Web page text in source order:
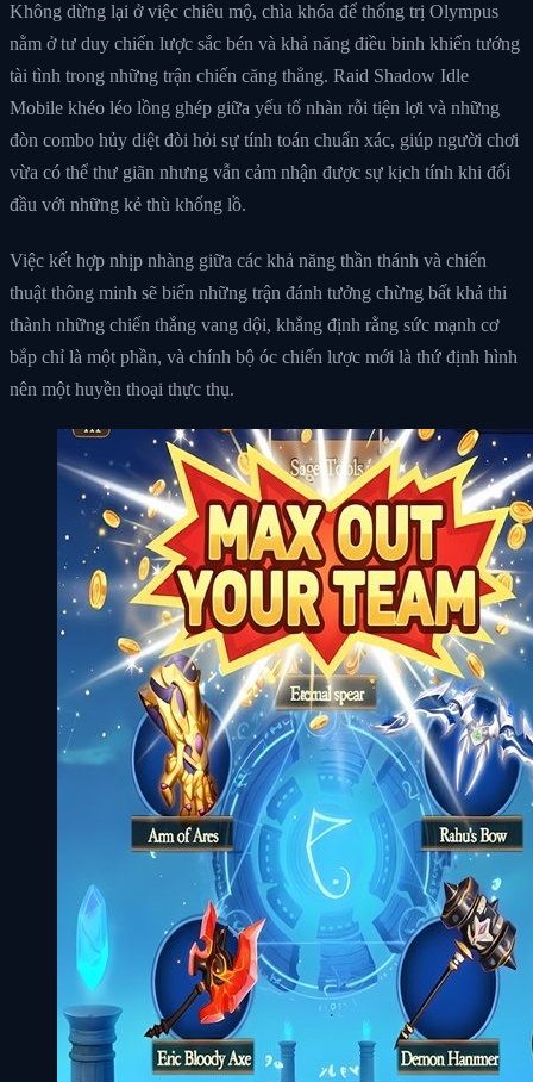
Không dừng lại ở việc chiêu mộ, chìa khóa để thống trị Olympus
nằm ở tư duy chiến lược sắc bén và khả năng điều binh khiển tướng
tài tình trong những trận chiến căng thẳng. Raid Shadow Idle
Mobile khéo léo lồng ghép giữa yếu tố nhàn rỗi tiện lợi và những
đòn combo hủy diệt đòi hỏi sự tính toán chuẩn xác, giúp người chơi
vừa có thể thư giãn nhưng vẫn cảm nhận được sự kịch tính khi đối
đầu với những kẻ thù khổng lồ.
Việc kết hợp nhịp nhàng giữa các khả năng thần thánh và chiến
thuật thông minh sẽ biến những trận đánh tưởng chừng bất khả thi
thành những chiến thắng vang dội, khẳng định rằng sức mạnh cơ
bắp chỉ là một phần, và chính bộ óc chiến lược mới là thứ định hình
nên một huyền thoại thực thụ.